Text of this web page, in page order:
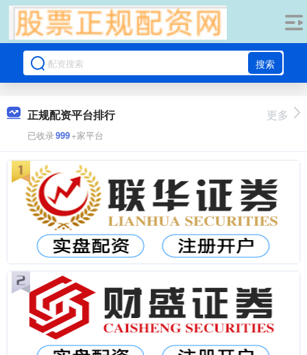
搜索
正规配资平台排行
已收录999+家平台
更多